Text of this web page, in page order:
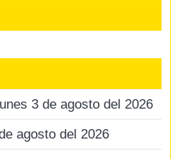
3 de agosto del 2026
agosto del 2026